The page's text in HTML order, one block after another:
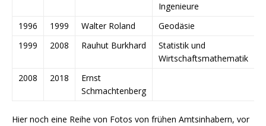
Ingenieure
1996
1999 Walter Roland
Geodäsie
1999
2008 Rauhut Burkhard
Statistik und
Wirtschaftsmathematik
2008
2018
Ernst
Schmachtenberg
Hier noch eine Reihe von Fotos von frühen Amtsinhabern, vor